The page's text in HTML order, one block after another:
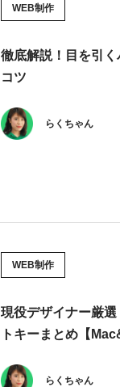
WEB制作
徹底解説！目を引
コツ
らくちゃん
WEB制作
現役デザイナー厳
トキーまとめ【
らくちゃん